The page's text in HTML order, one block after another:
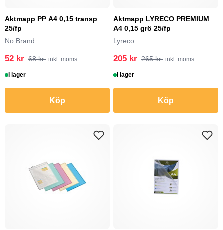
Aktmapp PP A4 0,15 transp
25/fp
No Brand
52 kr 68 kr inkl. moms
I lager
Köp
Aktmapp LYRECO PREMIUM
A4 0,15 grö 25/fp
Lyreco
205 kr 265 kr inkl. moms
I lager
Köp